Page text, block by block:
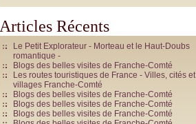
Articles Récents
Le Petit Explorateur - Morteau et le Haut-Doubs
romantique -
Blogs des belles visites de Franche-Comté
Les routes touristiques de France - Villes, cités et
villages Franche-Comté
Blogs des belles visites de Franche-Comté
Blogs des belles visites de Franche-Comté
Blogs des belles visites de Franche-Comté